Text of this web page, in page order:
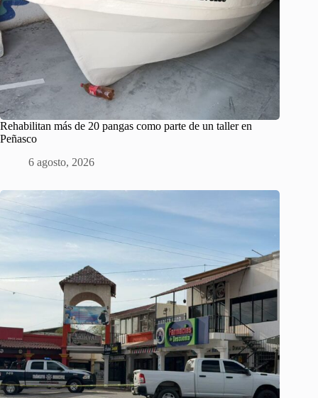
Rehabilitan más de 20 pangas como parte de un taller en
Peñasco
6 agosto, 2026